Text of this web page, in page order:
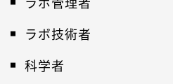
ラボ技術者
科学者